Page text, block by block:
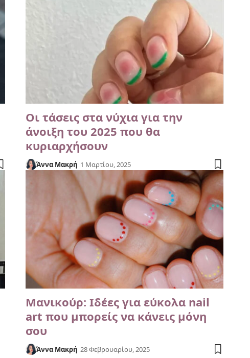
Οι τάσεις στα νύχια για την
άνοιξη του 2025 που θα
κυριαρχήσουν
Άννα Μακρή 1 Μαρτίου, 2025
Μανικούρ: Ιδέες για εύκολα nail
art που μπορείς να κάνεις μόνη
σου
Άννα Μακρή 28 Φεβρουαρίου, 2025